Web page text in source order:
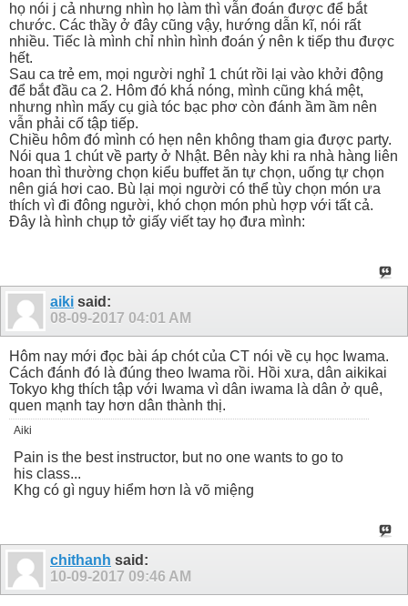
họ nói j cả nhưng nhìn họ làm thì vẫn đoán được để bắt
chước. Các thầy ở đây cũng vậy, hướng dẫn kĩ, nói rất
nhiều. Tiếc là mình chỉ nhìn hình đoán ý nên k tiếp thu được
hết.
Sau ca trẻ em, mọi người nghỉ 1 chút rồi lại vào khởi động
để bắt đầu ca 2. Hôm đó khá nóng, mình cũng khá mệt,
nhưng nhìn mấy cụ già tóc bạc phơ còn đánh ầm ầm nên
vẫn phải cố tập tiếp.
Chiều hôm đó mình có hẹn nên không tham gia được party.
Nói qua 1 chút về party ở Nhật. Bên này khi ra nhà hàng liên
hoan thì thường chọn kiểu buffet ăn tự chọn, uống tự chọn
nên giá hơi cao. Bù lại mọi người có thể tùy chọn món ưa
thích vì đi đông người, khó chọn món phù hợp với tất cả.
Đây là hình chụp tở giấy viết tay họ đưa mình:
aiki said:
08-09-2017 04:01 AM
Hôm nay mới đọc bài áp chót của CT nói về cụ học Iwama.
Cách đánh đó là đúng theo Iwama rồi. Hồi xưa, dân aikikai
Tokyo khg thích tập với Iwama vì dân iwama là dân ở quê,
quen mạnh tay hơn dân thành thị.
Aiki
Pain is the best instructor, but no one wants to go to
his class...
Khg có gì nguy hiểm hơn là võ miệng
chithanh said:
10-09-2017 09:46 AM